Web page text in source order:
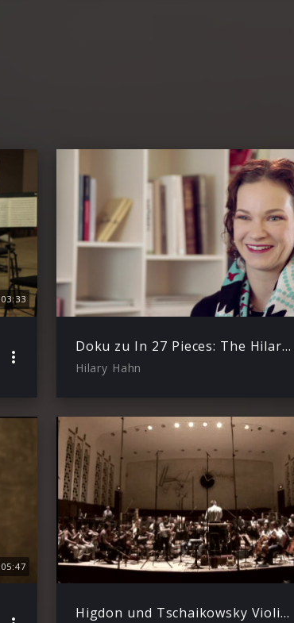
03:33
Doku zu In 27 Pieces: The Hilary Hahn Encores
Hilary Hahn
05:47
Higdon und Tschaikowsky Violinkonzerte – Trailer